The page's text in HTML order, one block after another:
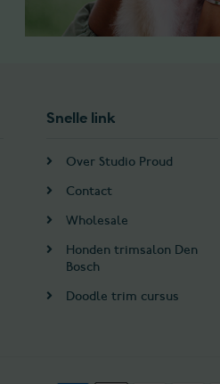
Snelle link
Over Studio Proud
Contact
Wholesale
Honden trimsalon Den
Bosch
Doodle trim cursus